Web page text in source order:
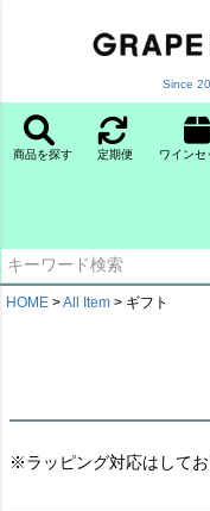
Since
商品を探す 定期便 ワイン
HOME All Item ギフト
※ラッピング対応はしてお